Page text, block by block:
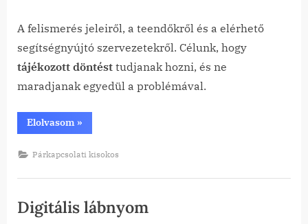
A felismerés jeleiről, a teendőkről és a elérhető
segítségnyújtó szervezetekről. Célunk, hogy
tájékozott döntést tudjanak hozni, és ne
maradjanak egyedül a problémával.
Elolvasom “Családon
bellüli
fogyasztás”
»
Párkapcsolati kisokos
Digitális lábnyom